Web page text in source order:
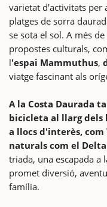
varietat d'activitats per
platges de sorra
se sota el sol. A més
propostes culturals,
l'espai Mammuthus,
viatge fascinant als
A la Costa Daurada
bicicleta al llarg dels
a llocs d'interès, com
naturals com el
triada, una escapada a
promet diversió,
família.